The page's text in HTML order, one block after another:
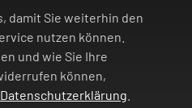
damit Sie weiterhin den
nutzen können.
und wie Sie Ihre
können,
Datenschutzerklärung
WIDERRUFEN